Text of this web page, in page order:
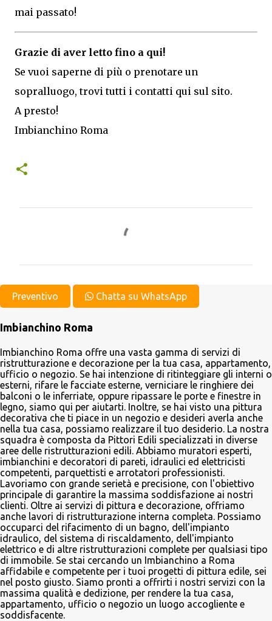
mai passato!
Grazie di aver letto fino a qui!
Se vuoi saperne di più o prenotare un
sopralluogo, trovi tutti i contatti qui sul sito.
A presto!
Imbianchino Roma
e
n
t
Preventivo Chatta su WhatsApp
Imbianchino Roma
Imbianchino Roma offre una vasta gamma di servizi di
ristrutturazione e decorazione per la tua casa, appartamento,
ufficio o negozio. Se hai intenzione di ritinteggiare gli interni o
esterni, rifare le facciate esterne, verniciare le ringhiere dei
balconi o le inferriate, oppure ripassare le porte e finestre in
legno, siamo qui per aiutarti. Inoltre, se hai visto una pittura
decorativa che ti piace in un negozio e desideri averla anche
nella tua casa, possiamo realizzare il tuo desiderio. La nostra
squadra è composta da Pittori Edili specializzati in diverse
aree delle ristrutturazioni edili. Abbiamo muratori esperti,
imbianchini e decoratori di pareti, idraulici ed elettricisti
competenti, parquettisti e arrotatori professionisti.
Lavoriamo con grande serietà e precisione, con l'obiettivo
principale di garantire la massima soddisfazione ai nostri
clienti. Oltre ai servizi di pittura e decorazione, offriamo
anche lavori di ristrutturazione interna completa. Possiamo
occuparci del rifacimento di un bagno, dell'impianto
idraulico, del sistema di riscaldamento, dell'impianto
elettrico e di altre ristrutturazioni complete per qualsiasi tipo
di immobile. Se stai cercando un Imbianchino a Roma
affidabile e competente per i tuoi progetti di pittura edile, sei
nel posto giusto. Siamo pronti a offrirti i nostri servizi con la
massima qualità e dedizione, per rendere la tua casa,
appartamento, ufficio o negozio un luogo accogliente e
soddisfacente.